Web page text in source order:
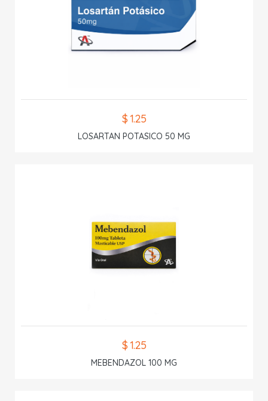
$ 1.25
LOSARTAN POTASICO 50 MG
$ 1.25
MEBENDAZOL 100 MG